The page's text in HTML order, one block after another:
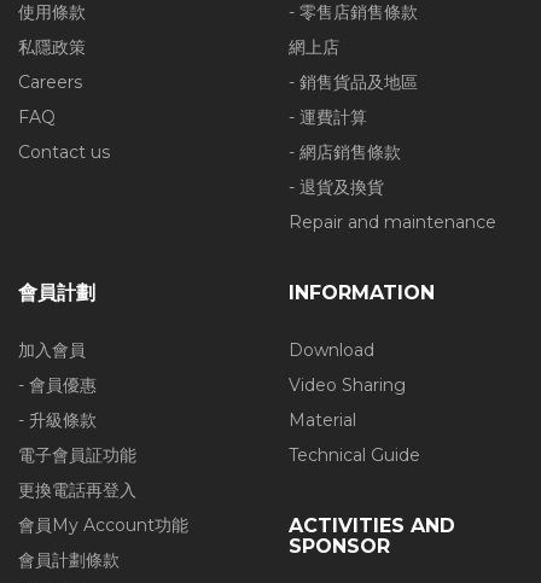
使用條款
私隱政策
Careers
FAQ
Contact us
- 零售店銷售條款
網上店
- 銷售貨品及地區
- 運費計算
- 網店銷售條款
- 退貨及換貨
Repair and maintenance
會員計劃
加入會員
- 會員優惠
- 升級條款
電子會員証功能
更換電話再登入
會員My Account功能
會員計劃條款
INFORMATION
Download
Video Sharing
Material
Technical Guide
ACTIVITIES AND
SPONSOR